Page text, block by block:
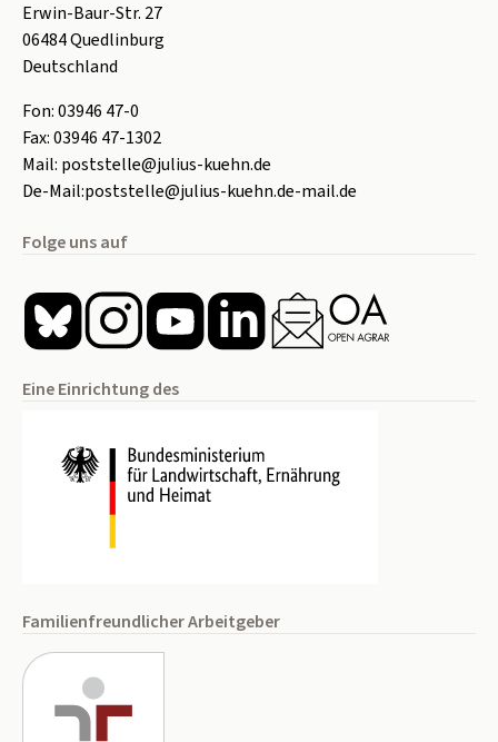
Erwin-Baur-Str. 27
06484Quedlinburg
Deutschland
Fon:03946 47-0
Fax:03946 47-1302
Mail: poststelle@julius-kuehn.de
De-Mail:poststelle@julius-kuehn.de-mail.de
Folge uns auf
Eine Einrichtung des
Familienfreundlicher Arbeitgeber